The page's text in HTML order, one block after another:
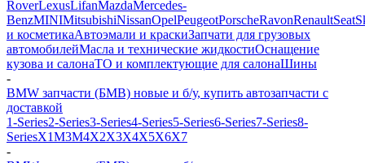
RoverLexusLifanMazdaMercedes-
BenzMINIMitsubishiNissanOpelPeugeotPorscheRavonRenaultSeat
и косметикаАвтоэмали и краскиЗапчати для грузовых
автомобилейМасла и технические жидкостиОснащение
кузова и салонаТО и комплектующие для салонаШины
-
BMW запчасти (БМВ) новые и б/у, купить автозапчасти с
доставкой
1-Series2-Series3-Series4-Series5-Series6-Series7-Series8-
SeriesX1M3M4X2X3X4X5X6X7
-